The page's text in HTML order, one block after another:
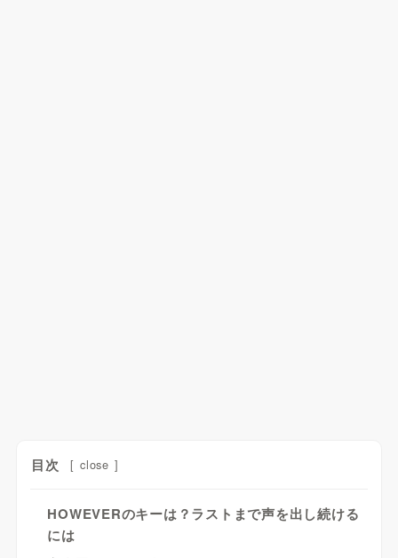
目次 [ close ]
HOWEVERのキーは？ラストまで声を出し続ける
には